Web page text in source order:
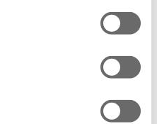
de anatomie van een
te tekenen. We...